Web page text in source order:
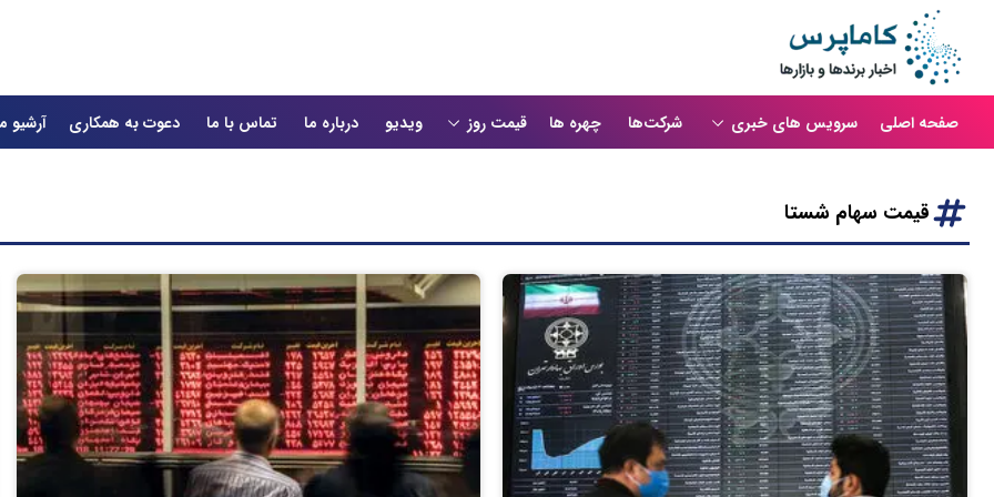
صفحه اصلی سرویس های خبری شرکت‌ها چهره ها قیمت روز ویدیو درباره ما تماس با ما دعوت به همکاری آرشیو
قیمت سهام شستا